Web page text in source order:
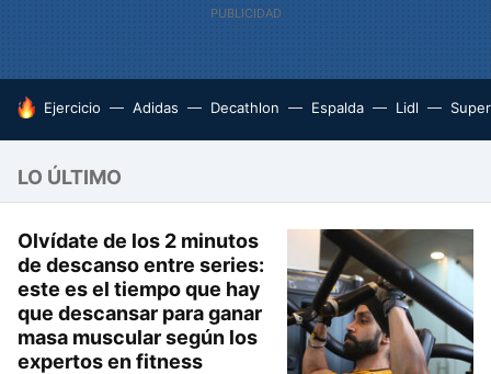
HOY SE HABLA DE
Ejercicio Adidas Decathlon Espalda Lidl
LO ÚLTIMO
Olvídate de los 2 minutos
de descanso entre series:
este es el tiempo que hay
que descansar para ganar
masa muscular según los
expertos en fitness